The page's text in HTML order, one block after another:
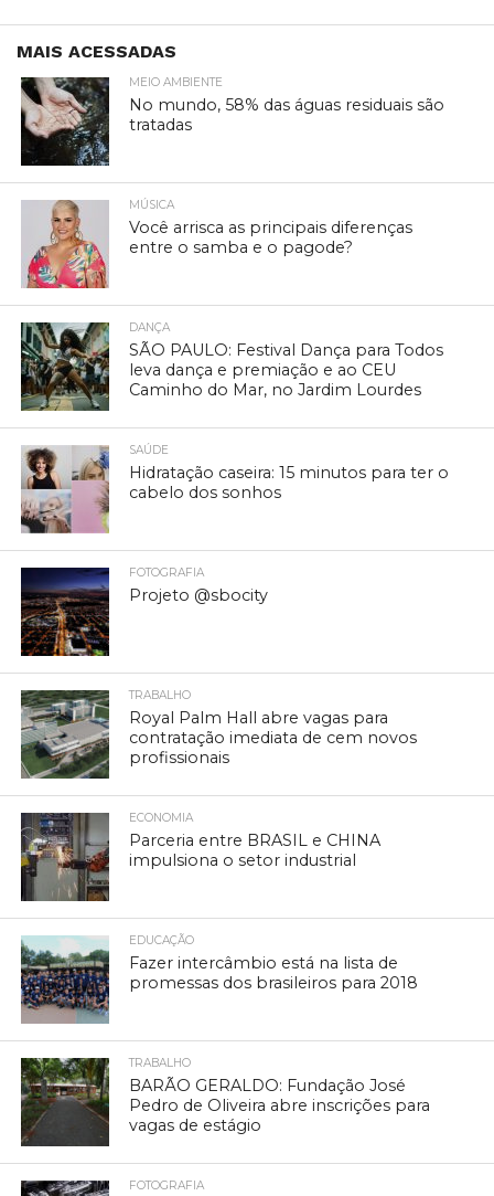
MAIS ACESSADAS
MEIO AMBIENTE
No mundo, 58% das águas residuais são
tratadas
MÚSICA
Você arrisca as principais diferenças
entre o samba e o pagode?
DANÇA
SÃO PAULO: Festival Dança para Todos
leva dança e premiação e ao CEU
Caminho do Mar, no Jardim Lourdes
SAÚDE
Hidratação caseira: 15 minutos para ter o
cabelo dos sonhos
FOTOGRAFIA
Projeto @sbocity
TRABALHO
Royal Palm Hall abre vagas para
contratação imediata de cem novos
profissionais
ECONOMIA
Parceria entre BRASIL e CHINA
impulsiona o setor industrial
EDUCAÇÃO
Fazer intercâmbio está na lista de
promessas dos brasileiros para 2018
TRABALHO
BARÃO GERALDO: Fundação José
Pedro de Oliveira abre inscrições para
vagas de estágio
FOTOGRAFIA